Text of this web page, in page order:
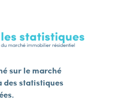
sur le marché
des statistiques